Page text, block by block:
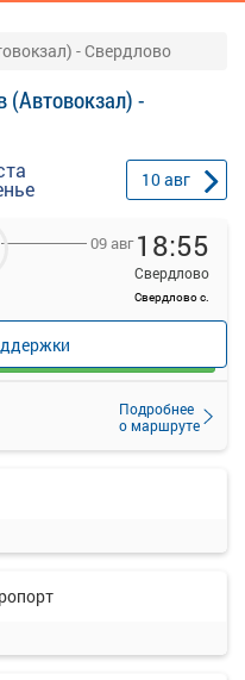
- Свердлово
(Автовокзал) -
10авг
09 авг 18:55
Свердлово
Свердлово с.
Подробнее
о маршруте
Загрузить цену